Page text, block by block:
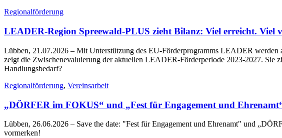
Regionalförderung
LEADER-Region Spreewald-PLUS zieht Bilanz: Viel erreicht. Viel
Lübben, 21.07.2026 – Mit Unterstützung des EU-Förderprogramms LEADER werden
zeigt die Zwischenevaluierung der aktuellen LEADER-Förderperiode 2023-2027. Sie
Handlungsbedarf?
Regionalförderung, Vereinsarbeit
„DÖRFER im FOKUS“ und „Fest für Engagement und
Lübben, 26.06.2026 – Save the date: "Fest für Engagement und Ehrenamt" und
vormerken!